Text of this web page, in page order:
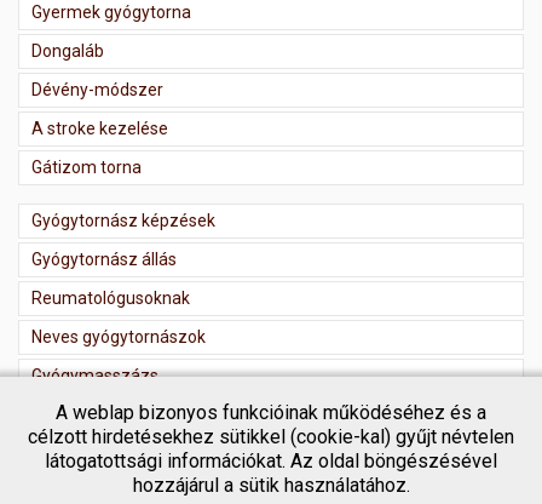
Gyermek gyógytorna
Dongaláb
Dévény-módszer
A stroke kezelése
Gátizom torna
Gyógytornász képzések
Gyógytornász állás
Reumatológusoknak
Neves gyógytornászok
Gyógymasszázs
Masszőr regisztráció
A weblap bizonyos funkcióinak működéséhez és a
célzott hirdetésekhez sütikkel (cookie-kal) gyűjt névtelen
látogatottsági információkat. Az oldal böngészésével
hozzájárul a sütik használatához.